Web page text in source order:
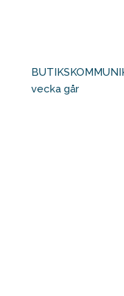
vecka går